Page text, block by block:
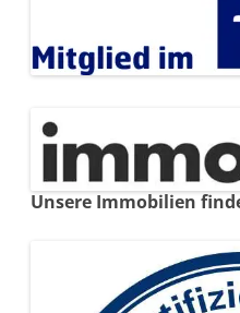
Unsere Immobilien